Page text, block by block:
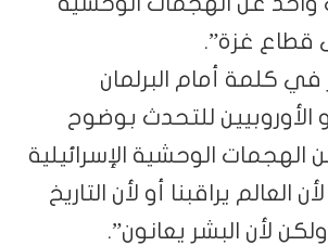
قطاع غزة”.
كلمة أمام البرلمان
الأوروبيين للتحدث بوضوح
الوحشية الإسرائيلية
العالم يراقبنا أو لأن التاريخ
لأن البشر يعانون”.